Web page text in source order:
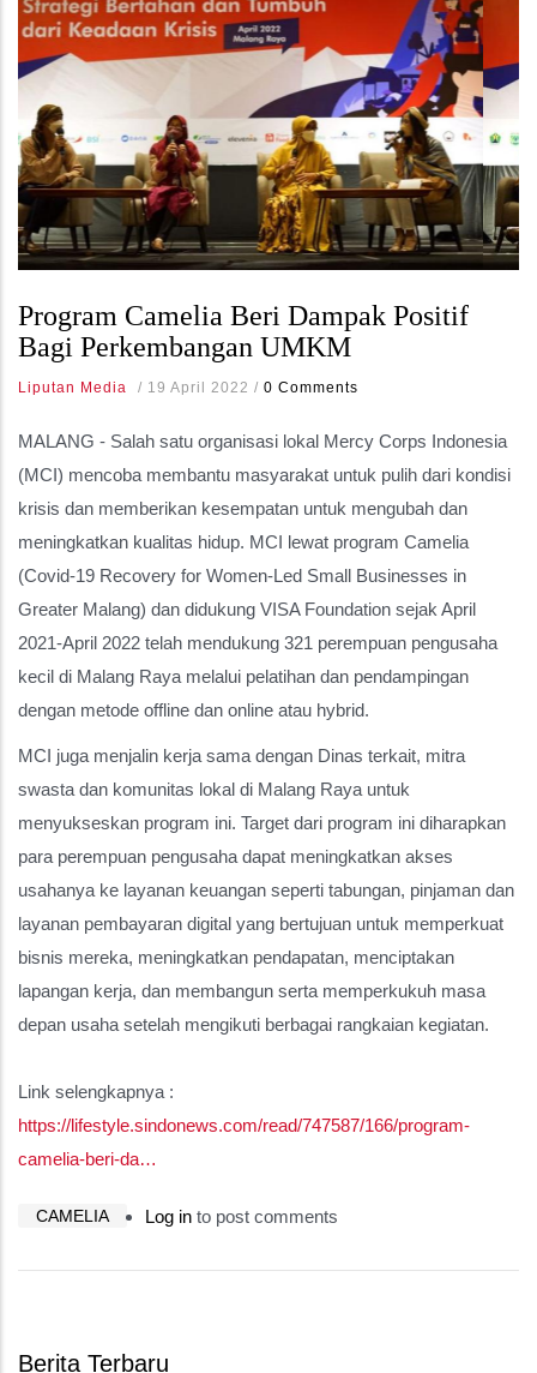
Program Camelia Beri Dampak Positif
Bagi Perkembangan UMKM
Liputan Media / 19 April 2022 / 0 Comments
MALANG - Salah satu organisasi lokal Mercy Corps Indonesia
(MCI) mencoba membantu masyarakat untuk pulih dari kondisi
krisis dan memberikan kesempatan untuk mengubah dan
meningkatkan kualitas hidup. MCI lewat program Camelia
(Covid-19 Recovery for Women-Led Small Businesses in
Greater Malang) dan didukung VISA Foundation sejak April
2021-April 2022 telah mendukung 321 perempuan pengusaha
kecil di Malang Raya melalui pelatihan dan pendampingan
dengan metode offline dan online atau hybrid.
MCI juga menjalin kerja sama dengan Dinas terkait, mitra
swasta dan komunitas lokal di Malang Raya untuk
menyukseskan program ini. Target dari program ini diharapkan
para perempuan pengusaha dapat meningkatkan akses
usahanya ke layanan keuangan seperti tabungan, pinjaman dan
layanan pembayaran digital yang bertujuan untuk memperkuat
bisnis mereka, meningkatkan pendapatan, menciptakan
lapangan kerja, dan membangun serta memperkukuh masa
depan usaha setelah mengikuti berbagai rangkaian kegiatan.
Link selengkapnya :
https://lifestyle.sindonews.com/read/747587/166/program-
camelia-beri-da…
CAMELIA Log in to post comments
Berita Terbaru